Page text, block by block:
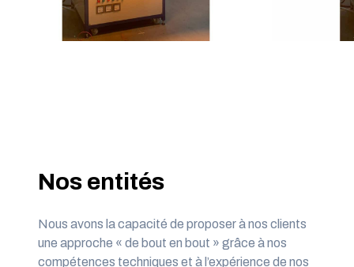
Nos entités
Nous avons la capacité de proposer à nos clients
une approche « de bout en bout » grâce à nos
compétences techniques et à l’expérience de nos